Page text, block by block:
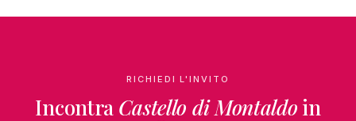
RICHIEDI L'INVITO
Incontra Castello di Montaldoin